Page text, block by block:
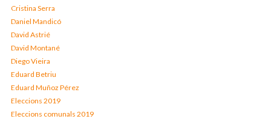
Cristina Serra
Daniel Mandicó
David Astrié
David Montané
Diego Vieira
Eduard Betriu
Eduard Muñoz Pérez
Eleccions 2019
Eleccions comunals 2019